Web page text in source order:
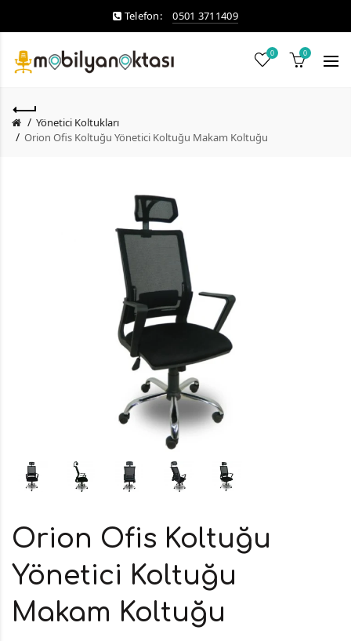
Telefon: 0501 3711409
0 0
Yönetici Koltukları
Orion Ofis Koltuğu Yönetici Koltuğu Makam Koltuğu
Orion Ofis Koltuğu
Yönetici Koltuğu
Makam Koltuğu